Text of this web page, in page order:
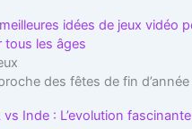
idées de jeux vidéo
tous les âges
des fêtes de fin
vs Inde : L’evolution